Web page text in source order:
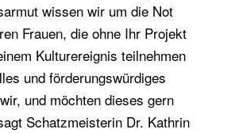
wissen wir um die Not
Frauen, die ohne Ihr Projekt
Kulturereignis teilnehmen
und förderungswürdiges
und möchten dieses gern
Schatzmeisterin Dr. Kathrin